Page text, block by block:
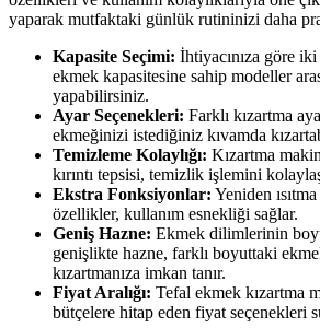
yaparak mutfaktaki günlük rutininizi daha
Kapasite Seçimi: İhtiyacınıza göre
ekmek kapasitesine sahip modeller
yapabilirsiniz.
Ayar Seçenekleri: Farklı kızartma
ekmeğinizi istediğiniz kıvamda
Temizleme Kolaylığı: Kızartma
kırıntı tepsisi, temizlik işlemini
Ekstra Fonksiyonlar: Yeniden
özellikler, kullanım esnekliği sağlar.
Geniş Hazne: Ekmek dilimlerinin
genişlikte hazne, farklı boyuttaki
kızartmanıza imkan tanır.
Fiyat Aralığı: Tefal ekmek kızartma
bütçelere hitap eden fiyat seçenekleri